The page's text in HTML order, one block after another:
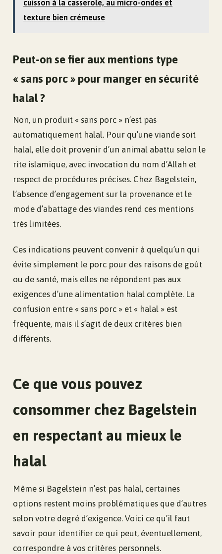
cuisson à la casserole, au micro-ondes et
texture bien crémeuse
Peut-on se fier aux mentions type
« sans porc » pour manger en sécurité
halal ?
Non, un produit « sans porc » n’est pas
automatiquement halal. Pour qu’une viande soit
halal, elle doit provenir d’un animal abattu selon le
rite islamique, avec invocation du nom d’Allah et
respect de procédures précises. Chez Bagelstein,
l’absence d’engagement sur la provenance et le
mode d’abattage des viandes rend ces mentions
très limitées.
Ces indications peuvent convenir à quelqu’un qui
évite simplement le porc pour des raisons de goût
ou de santé, mais elles ne répondent pas aux
exigences d’une alimentation halal complète. La
confusion entre « sans porc » et « halal » est
fréquente, mais il s’agit de deux critères bien
différents.
Ce que vous pouvez
consommer chez Bagelstein
en respectant au mieux le
halal
Même si Bagelstein n’est pas halal, certaines
options restent moins problématiques que d’autres
selon votre degré d’exigence. Voici ce qu’il faut
savoir pour identifier ce qui peut, éventuellement,
correspondre à vos critères personnels.